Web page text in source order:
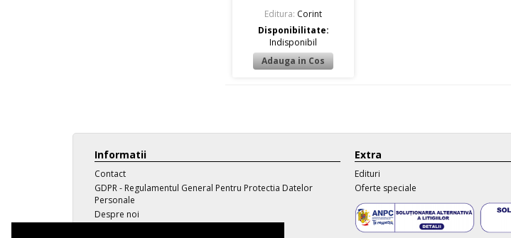
Editura: Corint
Disponibilitate:
Indisponibil
Informatii
Contact
GDPR - Regulamentul General Pentru Protectia Datelor
Personale
Despre noi
Extra
Edituri
Oferte speciale